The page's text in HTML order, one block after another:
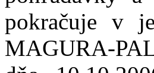
pokračuje v
MAGURA-